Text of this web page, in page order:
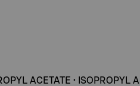
ACETATE • ISOPROPYL